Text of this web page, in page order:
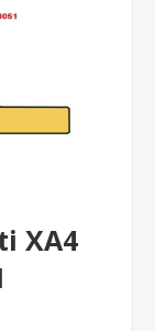
XA4